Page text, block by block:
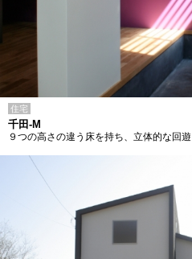
住宅
千田-M
９つの高さの違う床を持ち、立体的な回遊